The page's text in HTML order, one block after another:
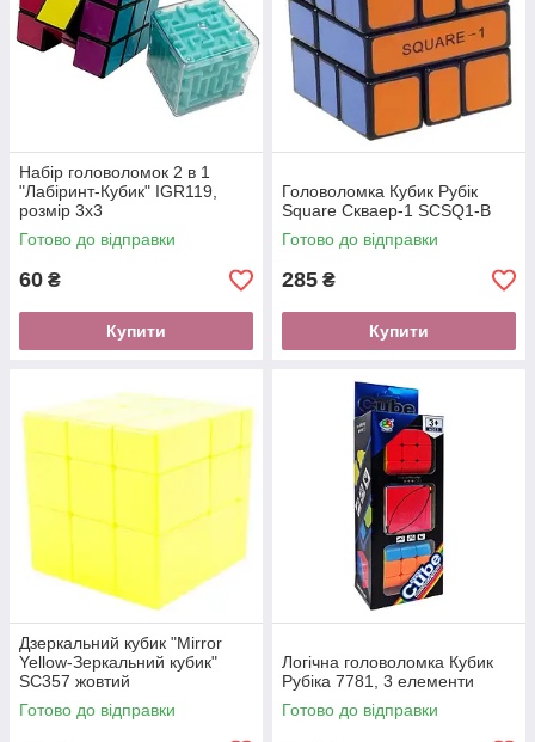
Набір головоломок 2 в 1
"Лабіринт-Кубик" IGR119,
розмір 3х3
Готово до відправки
60 ₴
Купити
Головоломка Кубик Рубік
Square Скваер-1 SCSQ1-B
Готово до відправки
285 ₴
Купити
Дзеркальний кубик "Mirror
Yellow-Зеркальний кубик"
SC357 жовтий
Готово до відправки
Логічна головоломка Кубик
Рубіка 7781, 3 елементи
Готово до відправки